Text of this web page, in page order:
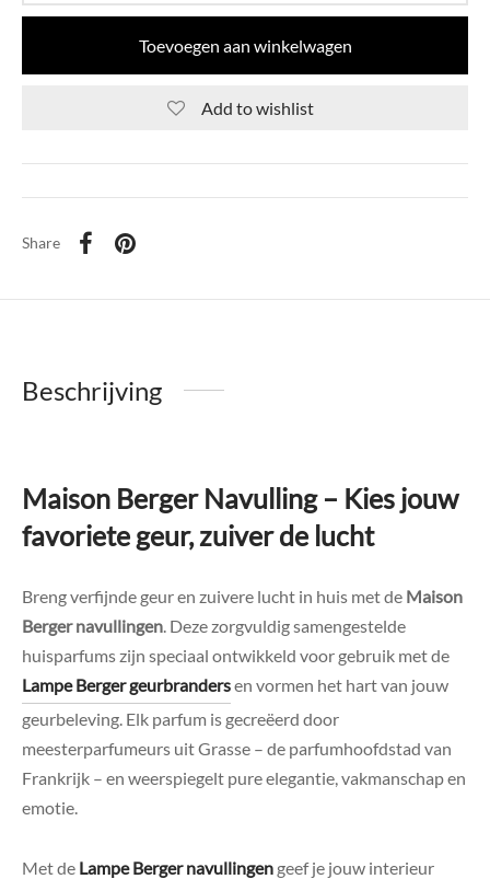
Toevoegen aan winkelwagen
Add to wishlist
Share
Beschrijving
Maison Berger Navulling – Kies jouw
favoriete geur, zuiver de lucht
Breng verfijnde geur en zuivere lucht in huis met de Maison
Berger navullingen. Deze zorgvuldig samengestelde
huisparfums zijn speciaal ontwikkeld voor gebruik met de
Lampe Berger geurbrandersen vormen het hart van jouw
geurbeleving. Elk parfum is gecreëerd door
meesterparfumeurs uit Grasse – de parfumhoofdstad van
Frankrijk – en weerspiegelt pure elegantie, vakmanschap en
emotie.
Met de Lampe Berger navullingen geef je jouw interieur